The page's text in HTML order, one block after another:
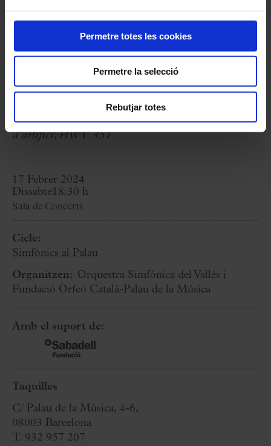
Permetre totes les cookies
Permetre la selecció
Rebutjar totes
G. F. HÄNDEL: Música aquàtica, HWV 348,
349, 350
Música per als reials focs
d’artifici, HWV 351
17 Febrer 2024
Dissabte18:30 h
Sala de Concerts
Cicle:
Simfònics al Palau
Organitzen: Orquestra Simfònica del Vallès i
Fundació Orfeó Català-Palau de la Música
Amb el suport de:
Taquilles
C/ Palau de la Música, 4-6,
08003 Barcelona
T. 932 957 207